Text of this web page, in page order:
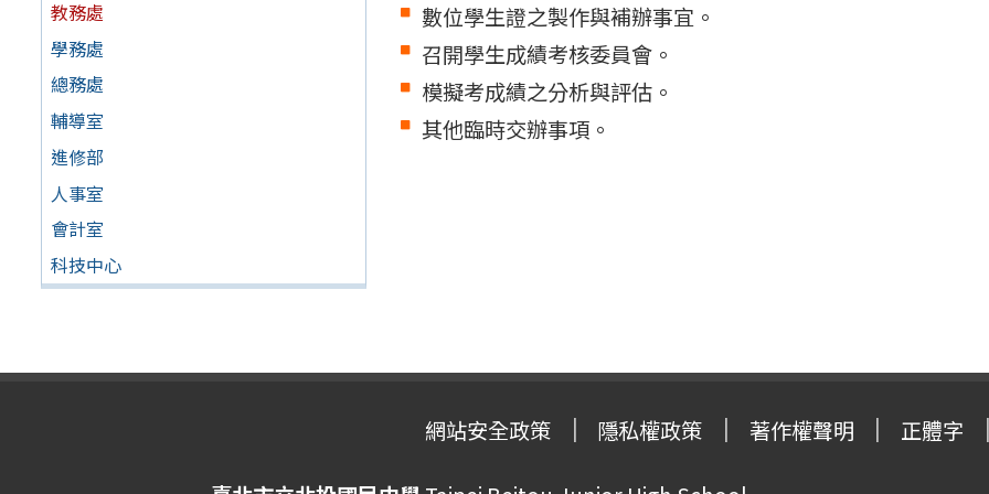
教務處
學務處
總務處
輔導室
進修部
人事室
會計室
科技中心
數位學生證之製作與補辦事宜。
召開學生成績考核委員會。
模擬考成績之分析與評估。
其他臨時交辦事項。
網站安全政策 隱私權政策 著作權聲明 正體字